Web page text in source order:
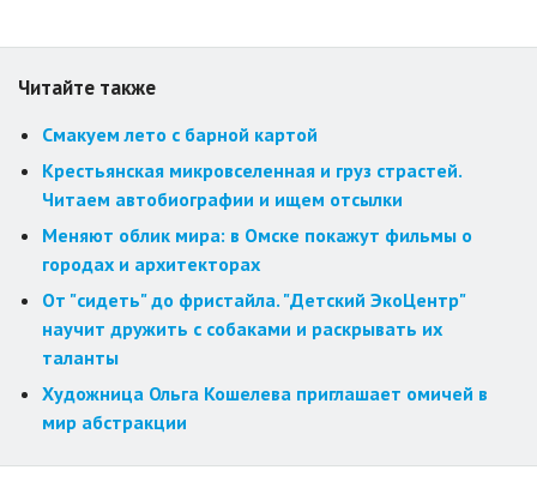
Читайте также
Смакуем лето с барной картой
Крестьянская микровселенная и груз страстей.
Читаем автобиографии и ищем отсылки
Меняют облик мира: в Омске покажут фильмы о
городах и архитекторах
От "сидеть" до фристайла. "Детский ЭкоЦентр"
научит дружить с собаками и раскрывать их
таланты
Художница Ольга Кошелева приглашает омичей в
мир абстракции